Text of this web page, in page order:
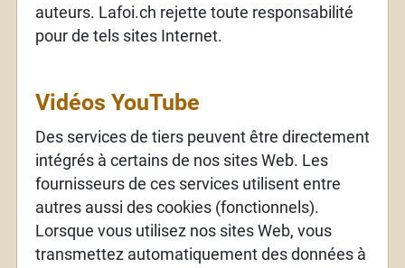
auteurs. Lafoi.ch rejette toute responsabilité
pour de tels sites Internet.
Vidéos YouTube
Des services de tiers peuvent être directement
intégrés à certains de nos sites Web. Les
fournisseurs de ces services utilisent entre
autres aussi des cookies (fonctionnels).
Lorsque vous utilisez nos sites Web, vous
transmettez automatiquement des données à